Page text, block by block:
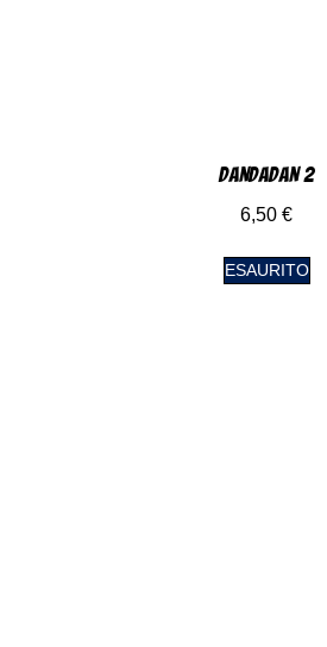
DanDaDan 2
6,50 €
ESAURITO